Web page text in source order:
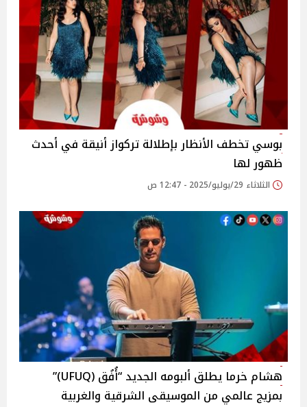
بوسي تخطف الأنظار بإطلالة تركواز أنيقة في أحدث
ظهور لها
الثلاثاء 29/يوليو/2025 - 12:47 ص
هشام خرما يطلق ألبومه الجديد “أُفُق (UFUQ)”
بمزيج عالمي من الموسيقى الشرقية والغربية‎